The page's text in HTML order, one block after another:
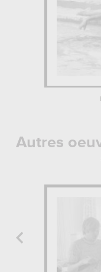
Autres